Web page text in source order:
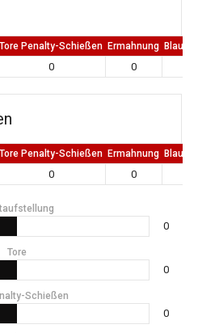
Tore Penalty-Schießen Ermahnung Blaue
0 0
Tore Penalty-Schießen Ermahnung Blaue
0 0
0
Tore
0
Schießen
0